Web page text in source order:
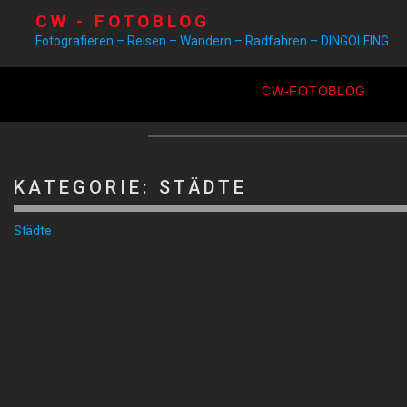
CW - FOTOBLOG
Fotografieren – Reisen – Wandern – Radfahren – DINGOLFING
CW-FOTOBLOG
KATEGORIE: STÄDTE
Städte